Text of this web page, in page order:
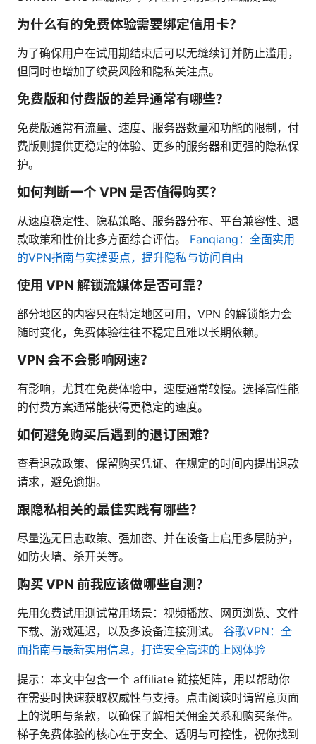
为什么有的免费体验需要绑定信用卡？
为了确保用户在试用期结束后可以无缝续订并防止滥用，
但同时也增加了续费风险和隐私关注点。
免费版和付费版的差异通常有哪些？
免费版通常有流量、速度、服务器数量和功能的限制，付
费版则提供更稳定的体验、更多的服务器和更强的隐私保
护。
如何判断一个 VPN 是否值得购买？
从速度稳定性、隐私策略、服务器分布、平台兼容性、退
款政策和性价比多方面综合评估。 Fanqiang：全面实用
的VPN指南与实操要点，提升隐私与访问自由
使用 VPN 解锁流媒体是否可靠？
部分地区的内容只在特定地区可用，VPN 的解锁能力会
随时变化，免费体验往往不稳定且难以长期依赖。
VPN 会不会影响网速？
有影响，尤其在免费体验中，速度通常较慢。选择高性能
的付费方案通常能获得更稳定的速度。
如何避免购买后遇到的退订困难？
查看退款政策、保留购买凭证、在规定的时间内提出退款
请求，避免逾期。
跟隐私相关的最佳实践有哪些？
尽量选无日志政策、强加密、并在设备上启用多层防护，
如防火墙、杀开关等。
购买 VPN 前我应该做哪些自测？
先用免费试用测试常用场景：视频播放、网页浏览、文件
下载、游戏延迟，以及多设备连接测试。 谷歌VPN：全
面指南与最新实用信息，打造安全高速的上网体验
提示：本文中包含一个 affiliate 链接矩阵，用以帮助你
在需要时快速获取权威性与支持。点击阅读时请留意页面
上的说明与条款，以确保了解相关佣金关系和购买条件。
梯子免费体验的核心在于安全、透明与可控性，祝你找到